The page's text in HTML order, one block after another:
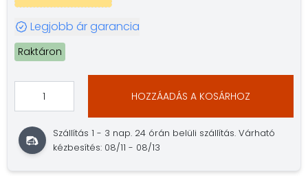
Legjobb ár garancia
Raktáron
HOZZÁADÁS A KOSÁRHOZ
Szállítás 1 - 3 nap. 24 órán belüli szállítás. Várható
kézbesítés: 08/11 - 08/13